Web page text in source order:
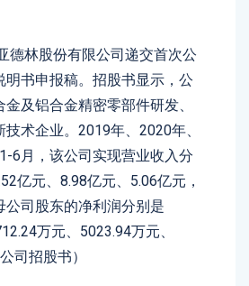
德林股份有限公司递交首次公
明书申报稿。招股书显示，公
及铝合金精密零部件研发、
术企业。2019年、2020年、
6月，该公司实现营业收入分
亿元、8.98亿元、5.06亿元，
公司股东的净利润分别是
万元、5023.94万元、
司招股书）